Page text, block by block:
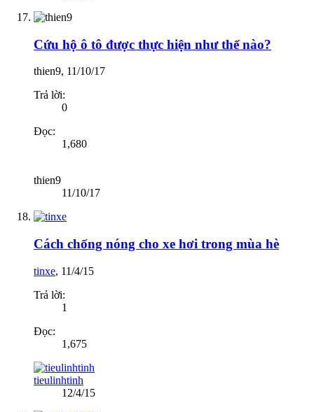
Cứu hộ ô tô được thực hiện như thế nào?
thien9, 11/10/17
Trả lời:
0
Đọc:
1,680
thien9
11/10/17
Cách chống nóng cho xe hơi trong mùa hè
tinxe, 11/4/15
Trả lời:
1
Đọc:
1,675
tieulinhtinh
12/4/15